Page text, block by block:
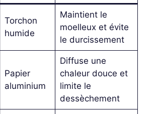
Torchon
humide
Maintient le
moelleux et évite
le durcissement
Papier
aluminium
Diffuse une
chaleur douce et
limite le
dessèchement